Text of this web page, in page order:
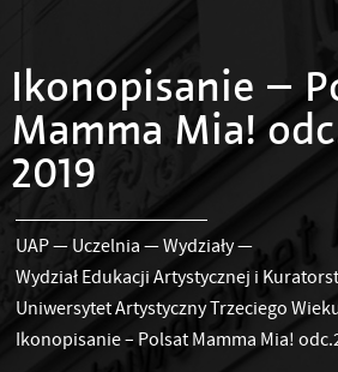
Ikonopisanie –
Mamma Mia!
2019
UAP— Uczelnia —Wydziały—
Wydział Edukacji Artystycznej i
Uniwersytet Artystyczny Trzeciego
Ikonopisanie – Polsat Mamma Mia!